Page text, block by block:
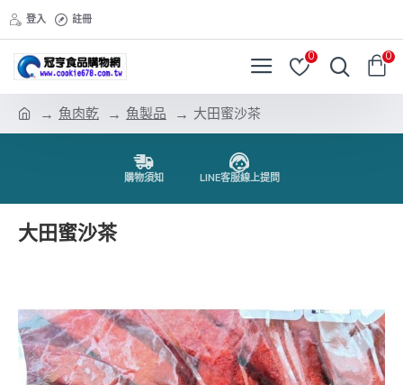
登入 註冊
0 0
魚肉乾 魚製品 大田蜜沙茶
購物須知 LINE客服線上提問
大田蜜沙茶